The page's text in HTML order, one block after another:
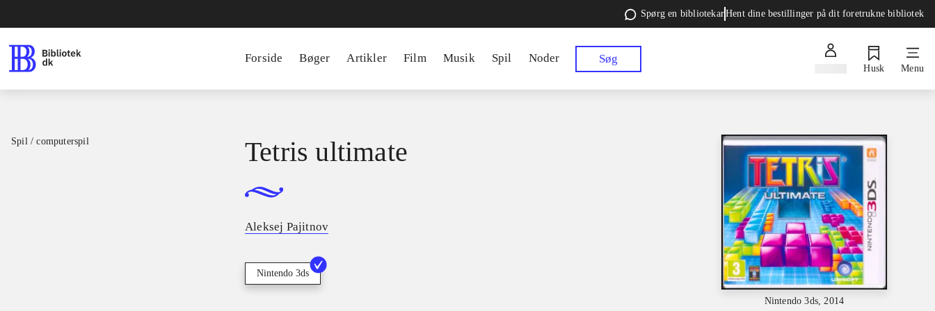
Spørg en bibliotekarHent dine bestillinger på dit foretrukne bibliotek
Forside Bøger Artikler Film Musik Spil Noder Søg
Husk Menu
Spil / computerspil
Nintendo 3ds, 2014
Tetris ultimate
Aleksej Pajitnov
Nintendo 3ds